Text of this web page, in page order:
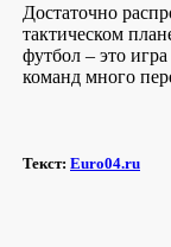
Достаточно
тактическом
футбол – это
команд много
Текст: Euro04.ru